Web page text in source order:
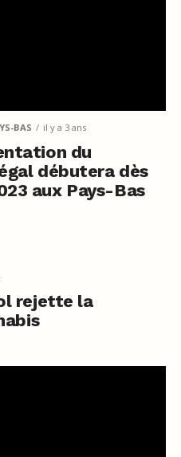
BAS il y a 3 ans
du
débutera dès
aux Pays-Bas
rejette la